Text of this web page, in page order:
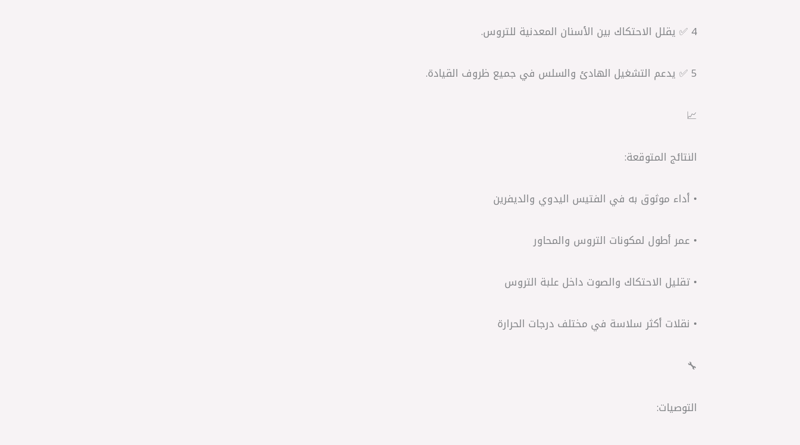
4 ✅ يقلل الاحتكاك بين الأسنان المعدنية للتروس.
5 ✅ يدعم التشغيل الهادئ والسلس في جميع ظروف القيادة.
📈
النتائج المتوقعة:
• أداء موثوق به في الفتيس اليدوي والديفرين
• عمر أطول لمكونات التروس والمحاور
• تقليل الاحتكاك والصوت داخل علبة التروس
• نقلات أكثر سلاسة في مختلف درجات الحرارة
🔧
التوصيات: